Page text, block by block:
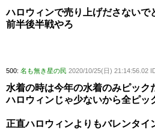
ハロウィンで売り上げださないで
前半後半戦やろ
500: 名も無き星の民 2020/10/25(日) 21:14:56.02
水着の時は今年の水着のみピック
ハロウィンじゃ少ないから全ピッ
正直ハロウィンよりもバレンタイ